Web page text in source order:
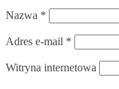
Nazwa *
Adres e-mail *
Witryna internetowa